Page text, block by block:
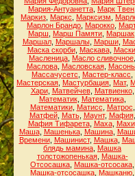
Мария-Антуанетта Марк Твен
Маркиз Маркс Марксизм
Марлон Брандо Марокко Март
Марш
Марш Памяти Маршак
Маршал, Маршалы, Марши,
Маска скорби, Маскава, Маски
Масленица Масло сливочное
Маслова, Масловская,
Массачусетс
Мастер-класс
Мастерская Мастурбация Мат,
Хари, Матвейчев, Матвиенко,
Математик, Математика,
Математики, Матисс Матрос
Матфей, Мать, Маунт, Мафия,
Мафия Тифарета, Маха, Махи,
Маша, Машенька, Машина,
Времени, Машинист, Машка,
блядь мамина Машка
толстожопенькая, Машка-
Отсосашка Машка-отсосака
Машка-отсосашка Машканю